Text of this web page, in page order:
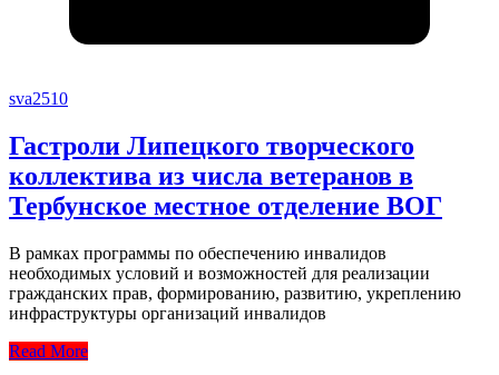
sva2510
Гастроли Липецкого творческого
коллектива из числа ветеранов в
Тербунское местное отделение ВОГ
В рамках программы по обеспечению инвалидов
необходимых условий и возможностей для реализации
гражданских прав, формированию, развитию, укреплению
инфраструктуры организаций инвалидов
Read More